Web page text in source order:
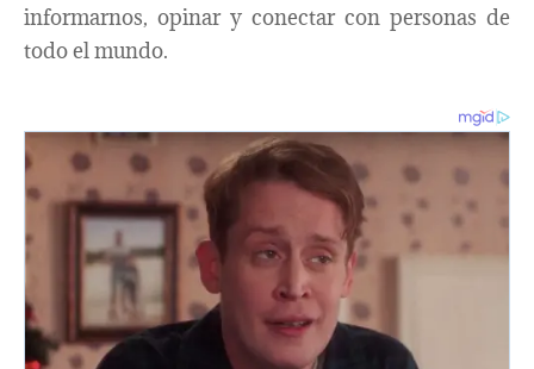
informarnos, opinar y conectar con personas de
todo el mundo.